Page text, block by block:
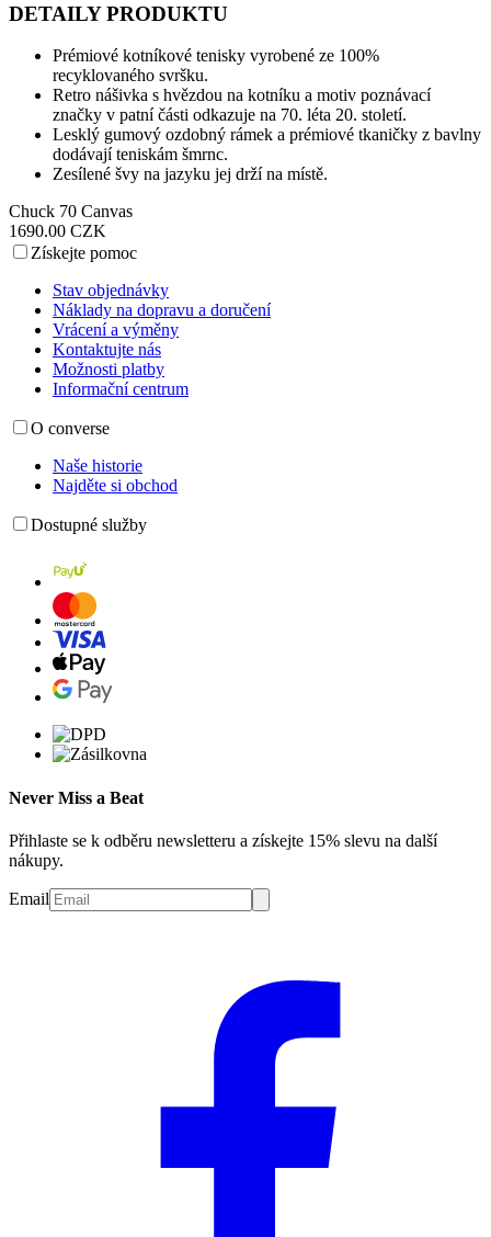
DETAILY PRODUKTU
Prémiové kotníkové tenisky vyrobené ze 100%
recyklovaného svršku.
Retro nášivka s hvězdou na kotníku a motiv poznávací
značky v patní části odkazuje na 70. léta 20. století.
Lesklý gumový ozdobný rámek a prémiové tkaničky z bavlny
dodávají teniskám šmrnc.
Zesílené švy na jazyku jej drží na místě.
Chuck 70 Canvas
1690.00 CZK
Získejte pomoc
Stav objednávky
Náklady na dopravu a doručení
Vrácení a výměny
Kontaktujte nás
Možnosti platby
Informační centrum
O converse
Naše historie
Najděte si obchod
Dostupné služby
Never Miss a Beat
Přihlaste se k odběru newsletteru a získejte 15% slevu na další
nákupy.
Email